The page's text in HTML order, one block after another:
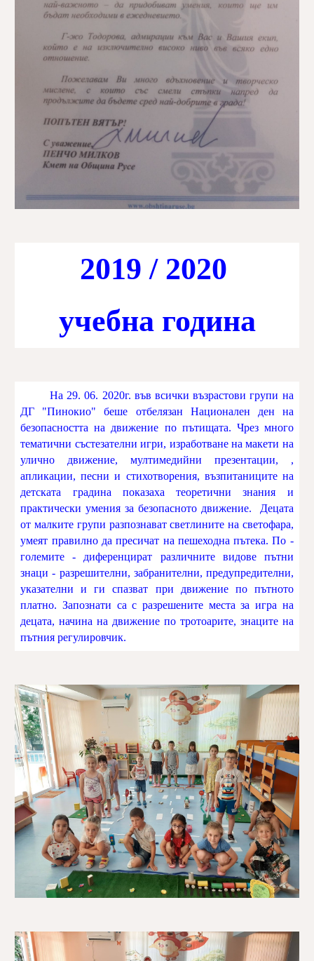
2019 / 2020
учебна година
На 29. 06. 2020г. във всички възрастови групи на
ДГ "Пинокио" беше отбелязан Национален ден на
безопасността на движение по пътищата. Чрез много
тематични състезателни игри, изработване на макети на
улично движение, мултимедийни презентации, ,
апликации, песни и стихотворения, възпитаниците на
детската градина показаха теоретични знания и
практически умения за безопасното движение. Децата
от малките групи разпознават светлините на светофара,
умеят правилно да пресичат на пешеходна пътека. По -
големите - диференцират различните видове пътни
знаци - разрешителни, забранителни, предупредителни,
указателни и ги спазват при движение по пътното
платно. Запознати са с разрешените места за игра на
децата, начина на движение по тротоарите, знаците на
пътния регулировчик.